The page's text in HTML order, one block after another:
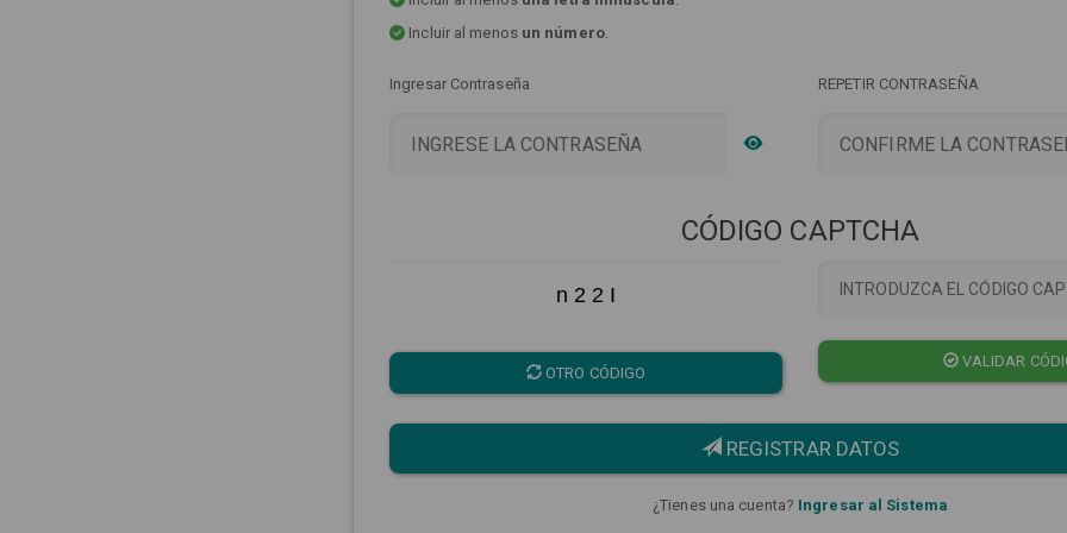
Incluir al menos un número.
Ingresar Contraseña REPETIR CONTRASEÑA
CÓDIGO CAPTCHA
n 2 2 I
OTRO CÓDIGO
VALIDAR
REGISTRAR DATOS
¿Tienes una cuenta? Ingresar al Sistema